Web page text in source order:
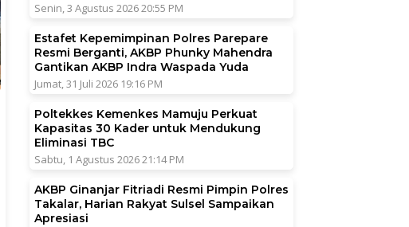
Senin, 3 Agustus 2026 20:55 PM
Estafet Kepemimpinan Polres Parepare
Resmi Berganti, AKBP Phunky Mahendra
Gantikan AKBP Indra Waspada Yuda
Jumat, 31 Juli 2026 19:16 PM
Poltekkes Kemenkes Mamuju Perkuat
Kapasitas 30 Kader untuk Mendukung
Eliminasi TBC
Sabtu, 1 Agustus 2026 21:14 PM
AKBP Ginanjar Fitriadi Resmi Pimpin Polres
Takalar, Harian Rakyat Sulsel Sampaikan
Apresiasi